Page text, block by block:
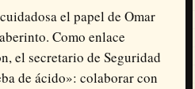
el papel de Omar
Como enlace
el secretario de Seguridad
de ácido»: colaborar con